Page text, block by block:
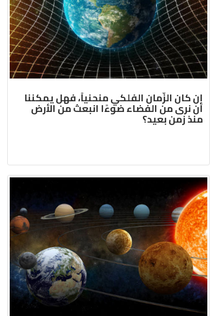
إن كان الزّمان الفلكي منحنياً، فهل يمكننا
أن نرى من الفضاء ضوءًا انبعث من الأرض
منذ زمن بعيد؟